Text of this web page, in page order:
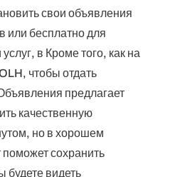
свои объявления
или бесплатно для
в Кроме того, как на
чтобы отдать
предлагает
качественную
но в хорошем
сохранить
видеть